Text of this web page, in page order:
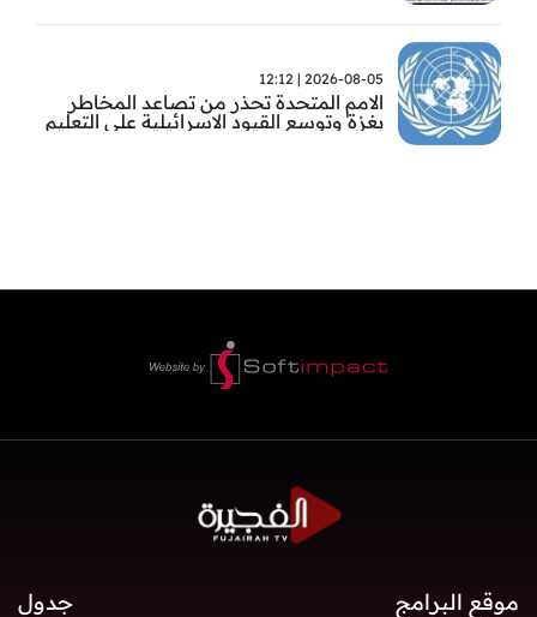
2026-08-05 | 12:12
الامم المتحدة تحذر من تصاعد المخاطر
بغزة وتوسع القيود الاسرائيلية على التعليم
موقع البرامج
جدول